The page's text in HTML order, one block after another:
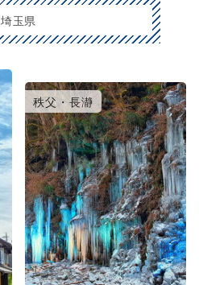
埼玉県
大宮・浦和・鴻巣
秩父・長瀞